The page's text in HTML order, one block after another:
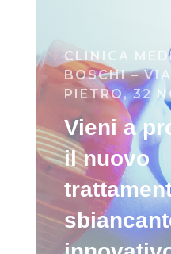
CLINICA
BOSCHI –
PIETRO, 32
Vieni a
il nuovo